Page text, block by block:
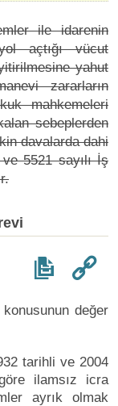
ile idarenin
açtığı vücut
yahut
zararların
mahkemeleri
sebeplerden
davalarda dahi
5521 sayılı İş
değer
tarihli ve 2004
ilamsız icra
ayrık olmak